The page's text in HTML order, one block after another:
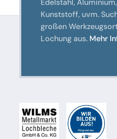
Edelstahl,
Kunststoff, uvm.
großen
Lochung aus. Mehr